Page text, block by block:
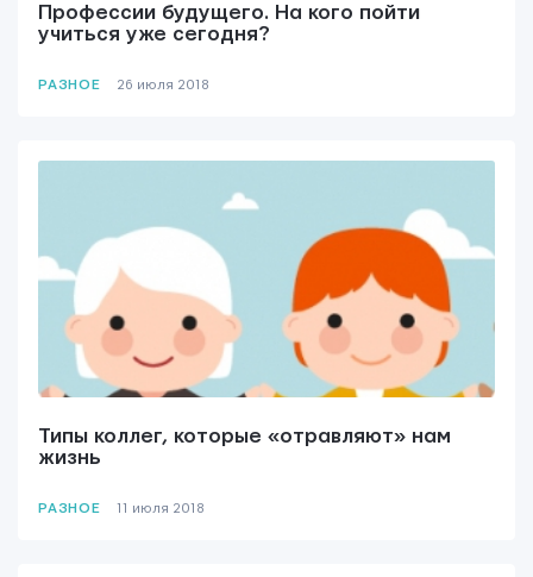
Профессии будущего. На кого пойти
учиться уже сегодня?
РАЗНОЕ 26 июля 2018
Типы коллег, которые «отравляют» нам
жизнь
РАЗНОЕ 11 июля 2018